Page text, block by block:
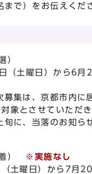
で）をお伝えくだ
）
（土曜日）から6月
募集は、京都市内に
象とさせていただき
旬に、当落のお知ら
）
※実施なし
土曜日）から7月